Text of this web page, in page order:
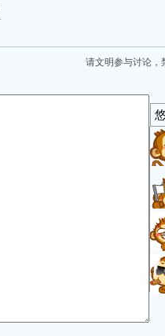
请文明参与讨论，